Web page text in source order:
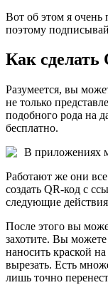
Вот об этом я очень
поэтому
Как сделать
Разумеется, вы
не только
подобного рода на
бесплатно.
В приложениях
Работают же они
создать QR-код с
следующие
После этого вы
захотите. Вы
наносить краской
вырезать. Есть
лишь точно